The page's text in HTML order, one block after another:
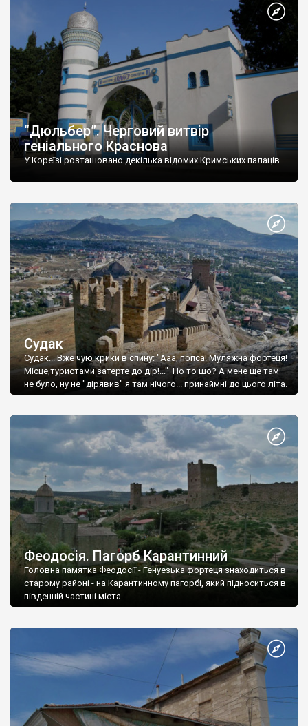
“Дюльбер”. Черговий витвір
геніального Краснова
У Кореїзі розташовано декілька відомих Кримських палаців.
Судак
Судак... Вже чую крики в спину: "Ааа, попса! Муляжна фортеця!
Місце,туристами затерте до дір!..." Но то шо? А мене ще там
не було, ну не "дірявив" я там нічого... принаймні до цього літа.
Феодосія. Пагорб Карантинний
Головна памятка Феодосії - Генуезька фортеця знаходиться в
старому районі - на Карантинному пагорбі, який підноситься в
південній частині міста.